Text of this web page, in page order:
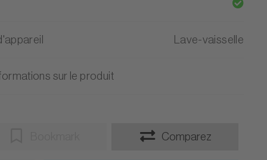
Lave-vaisselle
sur le produit
Comparez